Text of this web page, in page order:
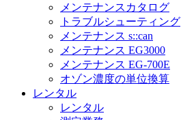
メンテナンスカタログ
トラブルシューティング
メンテナンス s::can
メンテナンス EG3000
メンテナンス EG-700E
オゾン濃度の単位換算
レンタル
レンタル